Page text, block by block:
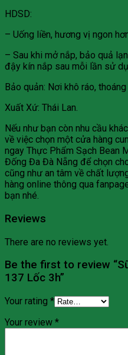
HDSD:
– Uống liền, hương vị ngon
– Sau khi mở nắp, bảo quả
đậy kín nắp sau mỗi lần sử
Bảo quản: Nơi khô ráo,
Xuất Xứ: Thái Lan.
Nếu như bạn còn nhu cầu
về việc chọn một cửa hàng
ngay Thực Phẩm Sạch Bean
Đống Đa Đà Nẵng để chọn
cũng như an tâm về chất
hàng online thông qua
bạn nhé.
Reviews
There are no reviews yet.
Be the first to review
137 Lốc 3h”
Your rating *
Your review *